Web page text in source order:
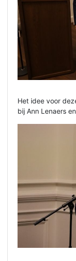
Het idee voor
bij Ann Lenaers